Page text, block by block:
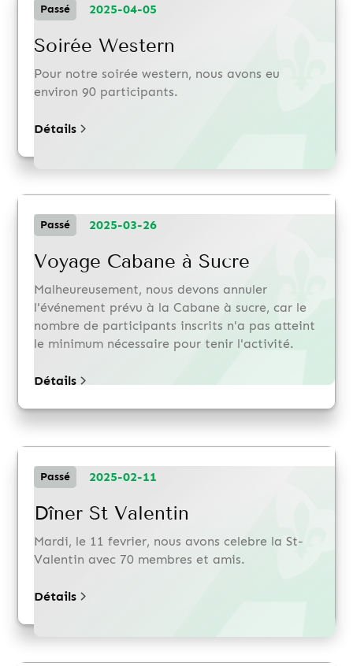
Passé 2025-04-05
Soirée Western
Pour notre soirée western, nous avons eu
environ 90 participants.
Détails
Passé 2025-03-26
Voyage Cabane à Sucre
Malheureusement, nous devons annuler
l'événement prévu à la Cabane à sucre, car le
nombre de participants inscrits n'a pas atteint
le minimum nécessaire pour tenir l'activité.
Détails
Passé 2025-02-11
Dîner St Valentin
Mardi, le 11 fevrier, nous avons celebre la St-
Valentin avec 70 membres et amis.
Détails